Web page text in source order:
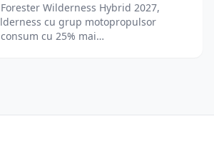
Wilderness Hybrid 2027,
cu grup motopropulsor
cu 25% mai…